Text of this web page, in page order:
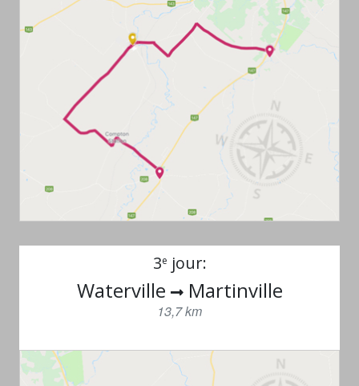
3e jour:
Waterville Martinville
13,7 km